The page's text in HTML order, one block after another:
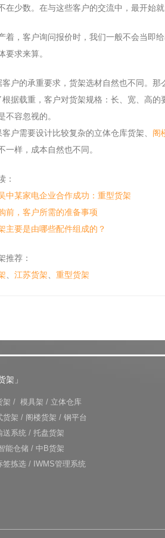
在少数。在与这些客户的交流中，最开始
着，客户询问报价时，我们一般不会当即
要求来算。
客户的承重要求，货架选材自然也不同。那
根据载重，客户对货架规格：长、宽、高
不容忽视的。
户需要设计比较复杂的立体仓库货架、 阁
一样，成本自然也不同。
：
中某家电企业合作成功：重型货架
前，客户所需的准备事项
主要是由哪些配件组成的？
推荐：
江苏货架 重型货架
架」
架 / 模具架 / 立体仓库
货架 / 阁楼货架 / 钢平台
送系统 / 托盘货架
能仓储 / 中B货架
签拣选 / IWMS管理系统
Forgot